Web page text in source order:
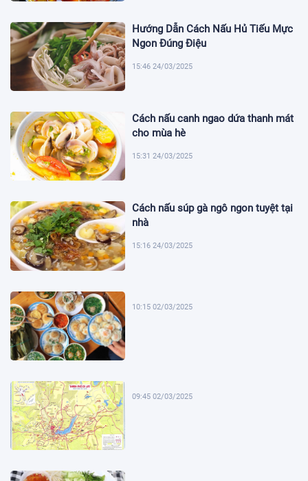
Hướng Dẫn Cách Nấu Hủ Tiếu Mực
Ngon Đúng Điệu
15:46 24/03/2025
Cách nấu canh ngao dứa thanh mát
cho mùa hè
15:31 24/03/2025
Cách nấu súp gà ngô ngon tuyệt tại
nhà
15:16 24/03/2025
10:15 02/03/2025
09:45 02/03/2025